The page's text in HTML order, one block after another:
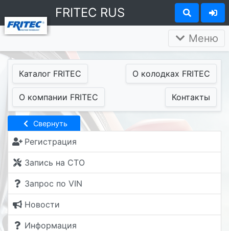
FRITEC RUS
Меню
Свернуть
Регистрация
Запись на СТО
Запрос по VIN
Новости
Информация
Каталог FRITEC О колодках FRITEC
О компании FRITEC Контакты